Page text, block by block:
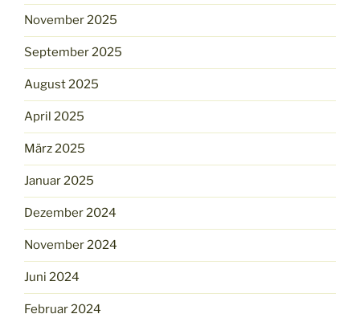
November 2025
September 2025
August 2025
April 2025
März 2025
Januar 2025
Dezember 2024
November 2024
Juni 2024
Februar 2024